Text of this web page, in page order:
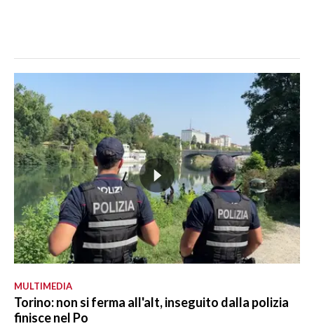
MULTIMEDIA
Torino: non si ferma all'alt, inseguito dalla polizia
finisce nel Po